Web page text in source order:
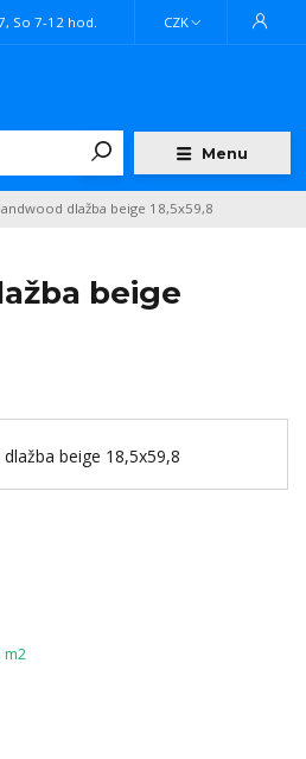
Menu
CZK
So 7-12 hod.
dlažba beige 18,5x59,8
beige
m2